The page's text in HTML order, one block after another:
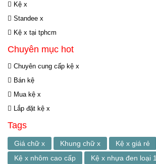
Kệ x
Standee x
Kệ x tại tphcm
Chuyên mục hot
Chuyên cung cấp kệ x
Bán kệ
Mua kệ x
Lắp đặt kệ x
Tags
Giá chữ x Khung chữ x
Kệ x giá rẻ
Kệ x nhôm cao cấp
Kệ x nhựa đen loại 1